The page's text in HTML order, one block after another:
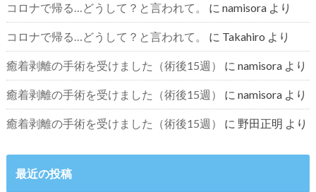
コロナで帰る…どうして？と言われて。 に namisoraより
コロナで帰る…どうして？と言われて。 に Takahiro より
癒着剥離の手術を受けました（術後15週） に namisoraより
癒着剥離の手術を受けました（術後15週） に namisoraより
癒着剥離の手術を受けました（術後15週） に 野田正明 より
最近の投稿